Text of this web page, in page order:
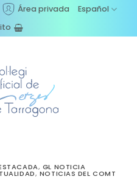
Área privada
Español
, GL NOTICIA
, NOTICIAS DEL COMT